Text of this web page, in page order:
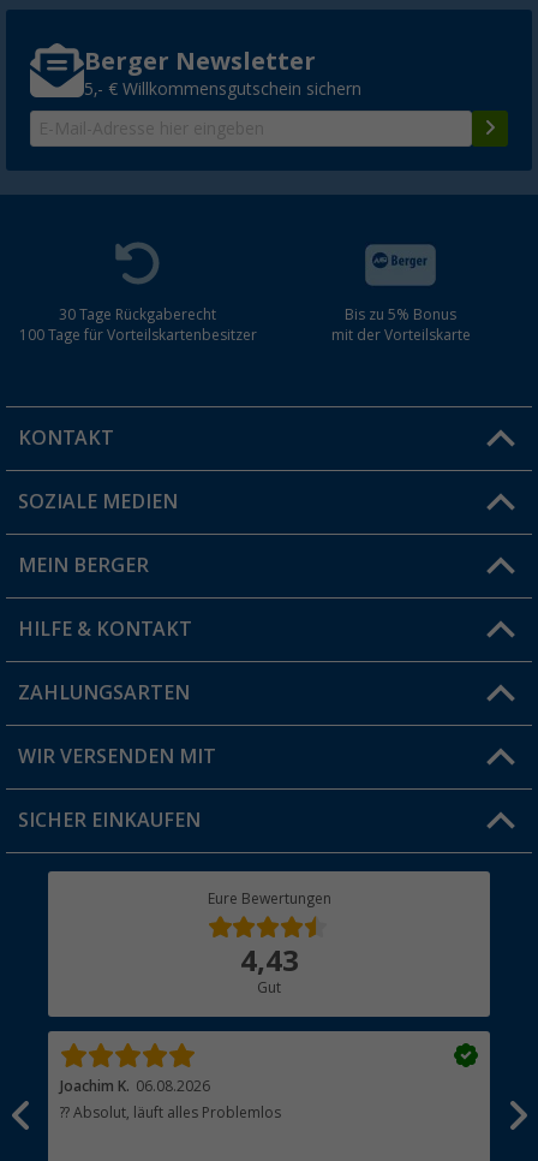
Berger Newsletter
5,- € Willkommensgutschein sichern
30 Tage Rückgaberecht
100 Tage für Vorteilskartenbesitzer
Bis zu 5% Bonus
mit der Vorteilskarte
KONTAKT
Du hast eine Frage?
Filiale finden
SOZIALE MEDIEN
MEIN BERGER
Vorteilskarte
Blog
Jobs & Karriere
HILFE & KONTAKT
FAQ & Kontakt
Versandinformationen
Rücksendung
ZAHLUNGSARTEN
WIR VERSENDEN MIT
SICHER EINKAUFEN
Eure Bewertungen
4,43
Gut
Joachim K. 06.08.2026
?? Absolut, läuft alles Problemlos